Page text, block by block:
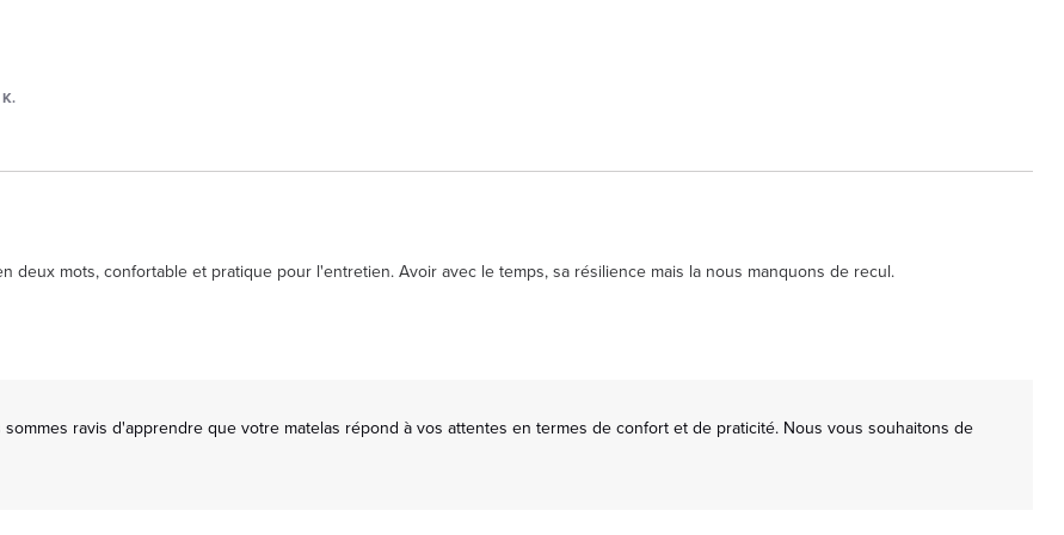
deux mots, confortable et pratique pour l'entretien. Avoir avec le temps, sa résilience mais la nous manquons de recul.
ravis d'apprendre que votre matelas répond à vos attentes en termes de confort et de praticité. Nous vous souhaitons de